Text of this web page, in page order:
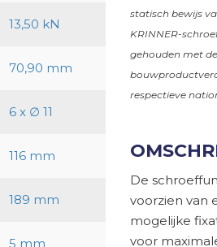
13,50 kN
70,90 mm
6 x ∅ 11
116 mm
189 mm
5 mm
statisch bewijs
KRINNER-
gehouden met
respectieve
De
voorzien van
mogelijke
voor